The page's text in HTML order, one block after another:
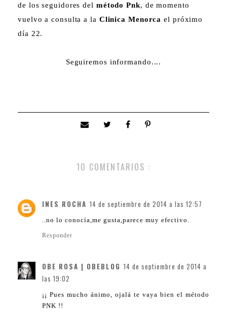
de los seguidores del método Pnk, de momento
vuelvo a consulta a la Clinica Menorca el próximo
día 22.
Seguiremos informando....
10 COMENTARIOS :
INES ROCHA 14 de septiembre de 2014 a las 12:57
..no lo conocía,me gusta,parece muy efectivo.
Responder
OBE ROSA | OBEBLOG 14 de septiembre de 2014 a
las 19:02
¡¡ Pues mucho ánimo, ojalá te vaya bien el método
PNK !!